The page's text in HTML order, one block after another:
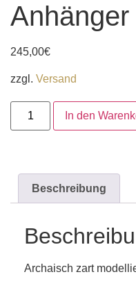
Anhänger
245,00€
zzgl. Versand
In den
Beschreibung
Archaisch zart